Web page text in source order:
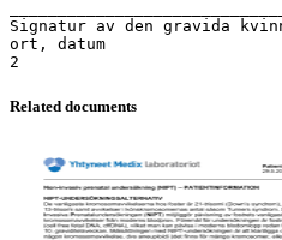
Signatur av den gravida
ort, datum
Related documents